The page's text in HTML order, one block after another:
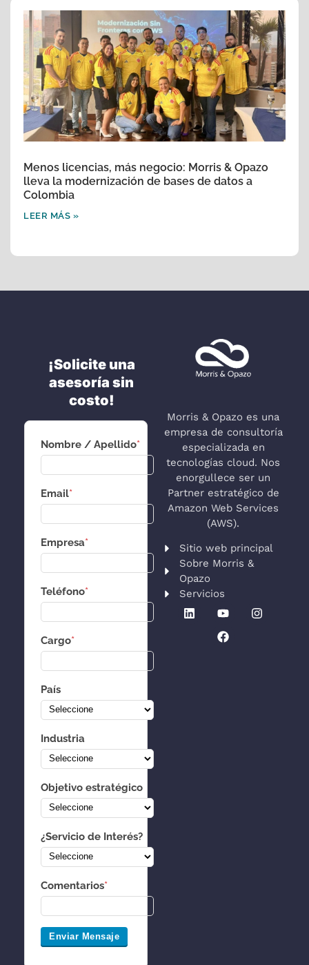
Menos licencias, más negocio: Morris & Opazo
lleva la modernización de bases de datos a
Colombia
LEER MÁS »
¡Solicite una
asesoría sin
costo!
Nombre / Apellido*
Email*
Empresa*
Teléfono*
Cargo*
País
Industria
Objetivo estratégico
¿Servicio de Interés?
Comentarios*
Enviar Mensaje
Morris & Opazo es una
empresa de consultoría
especializada en
tecnologías cloud. Nos
enorgullece ser un
Partner estratégico de
Amazon Web Services
(AWS).
Sitio web principal
Sobre Morris &
Opazo
Servicios